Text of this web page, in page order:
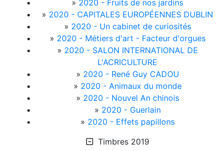
» 2020 - Fruits de nos jardins
» 2020 - CAPITALES EUROPÉENNES DUBLIN
» 2020 - Un cabinet de curiosités
» 2020 - Métiers d'art - Facteur d'orgues
» 2020 - SALON INTERNATIONAL DE
L'ACRICULTURE
» 2020 - René Guy CADOU
» 2020 - Animaux du monde
» 2020 - Nouvel An chinois
» 2020 - Guerlain
» 2020 - Effets papillons
Timbres 2019